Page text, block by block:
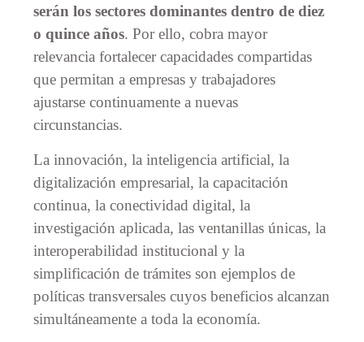
serán los sectores dominantes dentro de diez
o quince años. Por ello, cobra mayor
relevancia fortalecer capacidades compartidas
que permitan a empresas y trabajadores
ajustarse continuamente a nuevas
circunstancias.
La innovación, la inteligencia artificial, la
digitalización empresarial, la capacitación
continua, la conectividad digital, la
investigación aplicada, las ventanillas únicas, la
interoperabilidad institucional y la
simplificación de trámites son ejemplos de
políticas transversales cuyos beneficios alcanzan
simultáneamente a toda la economía.